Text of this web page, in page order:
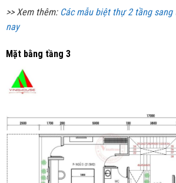
>> Xem thêm: Các mẫu biệt thự 2 tầng
nay
Mặt bằng tầng 3